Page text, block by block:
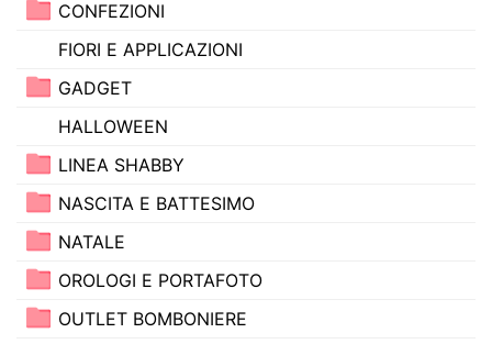
CONFEZIONI
FIORI E APPLICAZIONI
GADGET
HALLOWEEN
LINEA SHABBY
NASCITA E BATTESIMO
NATALE
OROLOGI E PORTAFOTO
OUTLET BOMBONIERE